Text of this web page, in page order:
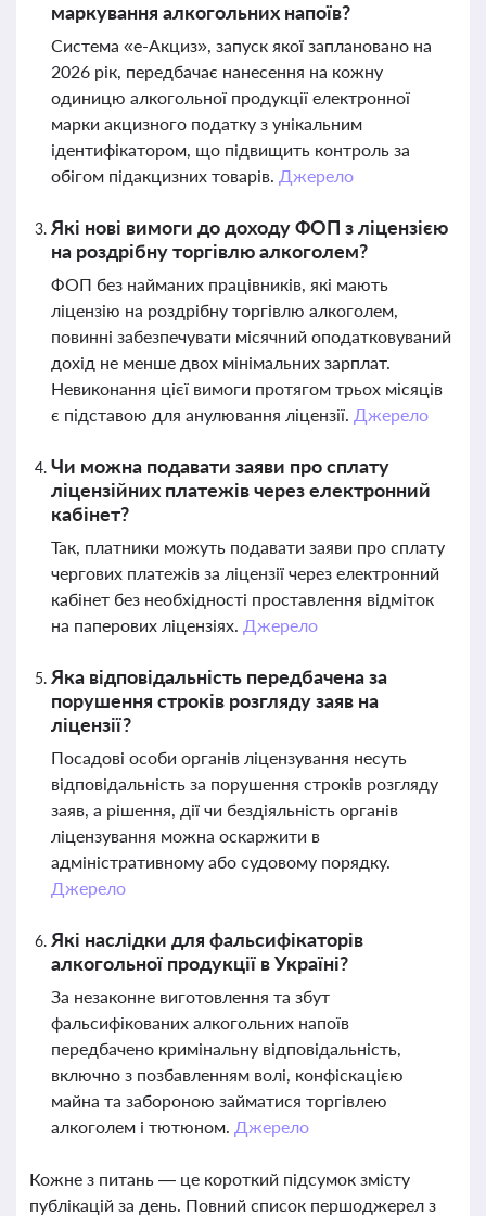
маркування алкогольних напоїв?
Система «е-Акциз», запуск якої заплановано на
2026 рік, передбачає нанесення на кожну
одиницю алкогольної продукції електронної
марки акцизного податку з унікальним
ідентифікатором, що підвищить контроль за
обігом підакцизних товарів. Джерело
Які нові вимоги до доходу ФОП з ліцензією
на роздрібну торгівлю алкоголем?
ФОП без найманих працівників, які мають
ліцензію на роздрібну торгівлю алкоголем,
повинні забезпечувати місячний оподатковуваний
дохід не менше двох мінімальних зарплат.
Невиконання цієї вимоги протягом трьох місяців
є підставою для анулювання ліцензії. Джерело
Чи можна подавати заяви про сплату
ліцензійних платежів через електронний
кабінет?
Так, платники можуть подавати заяви про сплату
чергових платежів за ліцензії через електронний
кабінет без необхідності проставлення відміток
на паперових ліцензіях. Джерело
Яка відповідальність передбачена за
порушення строків розгляду заяв на
ліцензії?
Посадові особи органів ліцензування несуть
відповідальність за порушення строків розгляду
заяв, а рішення, дії чи бездіяльність органів
ліцензування можна оскаржити в
адміністративному або судовому порядку.
Джерело
Які наслідки для фальсифікаторів
алкогольної продукції в Україні?
За незаконне виготовлення та збут
фальсифікованих алкогольних напоїв
передбачено кримінальну відповідальність,
включно з позбавленням волі, конфіскацією
майна та забороною займатися торгівлею
алкоголем і тютюном. Джерело
Кожне з питань — це короткий підсумок змісту
публікацій за день. Повний список першоджерел з